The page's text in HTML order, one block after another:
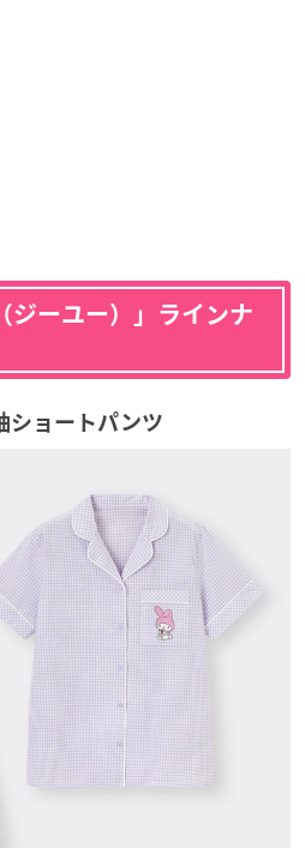
ジーユー）」ラインナ
ショートパンツ